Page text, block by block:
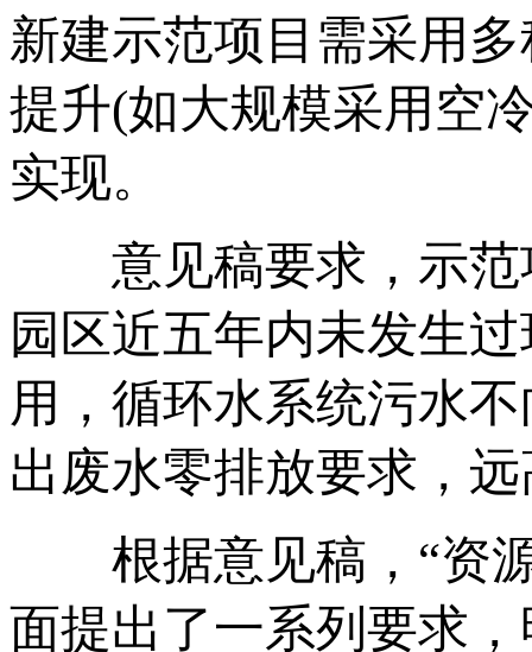
新建示范项目需采用
提升(如大规模采用空
实现。
意见稿要求，示范
园区近五年内未发生
用，循环水系统污水
出废水零排放要求，
根据意见稿，“资源
面提出了一系列要求